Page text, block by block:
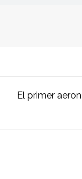
El primer